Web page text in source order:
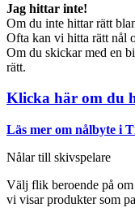
Jag hittar inte!
Om du inte hittar rätt
Ofta kan vi hitta rätt nål
Om du skickar med en
rätt.
Klicka här om du
Läs mer om nålbyte i
Nålar till skivspelare
Välj flik beroende på
vi visar produkter som